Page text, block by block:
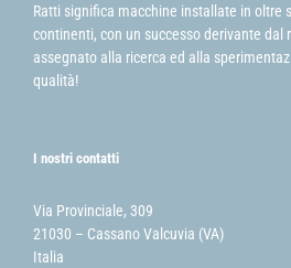
Ratti significa macchine installate in oltre
continenti, con un successo derivante dal
assegnato alla ricerca ed alla
qualità!
I nostri contatti
Via Provinciale, 309
21030 – Cassano Valcuvia (VA)
Italia